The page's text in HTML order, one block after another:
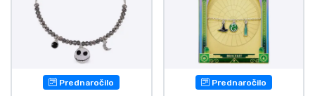
Prednaročilo Prednaročilo